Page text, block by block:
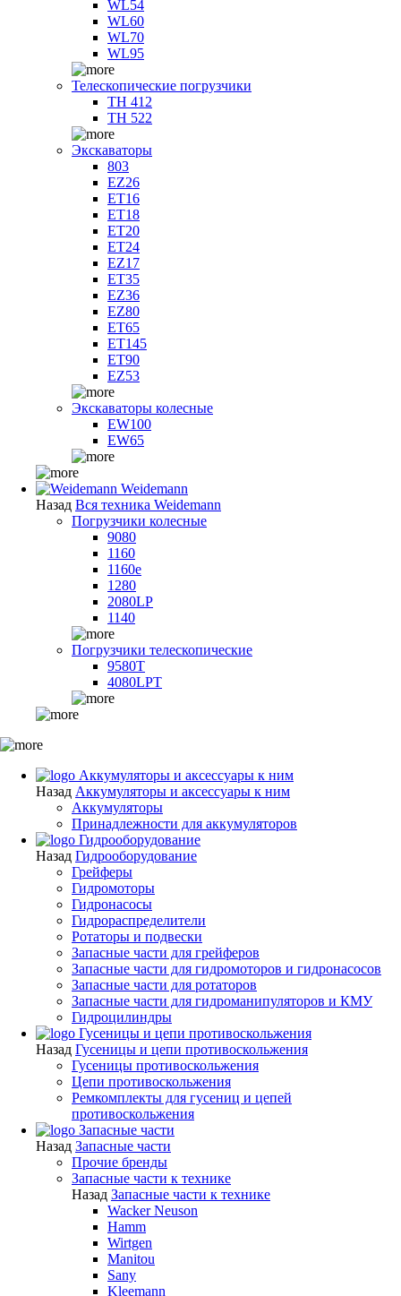
WL54
WL60
WL70
WL95
Телескопические погрузчики
TH 412
TH 522
Экскаваторы
803
EZ26
ET16
ET18
ET20
ET24
EZ17
ET35
EZ36
EZ80
ET65
ET145
ET90
EZ53
Экскаваторы колесные
EW100
EW65
Weidemann
Назад Вся техника Weidemann
Погрузчики колесные
9080
1160
1160e
1280
2080LP
1140
Погрузчики телескопические
9580T
4080LPT
Аккумуляторы и аксессуары к ним
Назад Аккумуляторы и аксессуары к ним
Аккумуляторы
Принадлежности для аккумуляторов
Гидрооборудование
Назад Гидрооборудование
Грейферы
Гидромоторы
Гидронасосы
Гидрораспределители
Ротаторы и подвески
Запасные части для грейферов
Запасные части для гидромоторов и гидронасосов
Запасные части для ротаторов
Запасные части для гидроманипуляторов и КМУ
Гидроцилиндры
Гусеницы и цепи противоскольжения
Назад Гусеницы и цепи противоскольжения
Гусеницы противоскольжения
Цепи противоскольжения
Ремкомплекты для гусениц и цепей
противоскольжения
Запасные части
Назад Запасные части
Прочие бренды
Запасные части к технике
Назад Запасные части к технике
Wacker Neuson
Hamm
Wirtgen
Manitou
Sany
Kleemann